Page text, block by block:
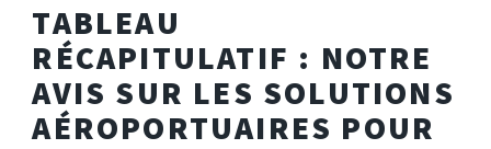
TABLEAU
RÉCAPITULATIF : NOTRE
AVIS SUR LES SOLUTIONS
AÉROPORTUAIRES POUR